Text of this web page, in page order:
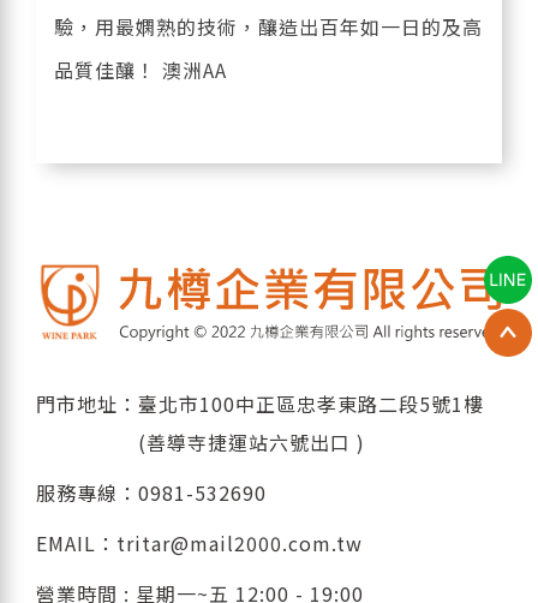
驗，用最嫻熟的技術，釀造出百年如一日的及高
品質佳釀！ 澳洲AA
門市地址：臺北市100中正區忠孝東路二段5號1樓
(善導寺捷運站六號出口 )
服務專線： 0981-532690
EMAIL： tritar@mail2000.com.tw
營業時間 : 星期一~五 12:00 - 19:00